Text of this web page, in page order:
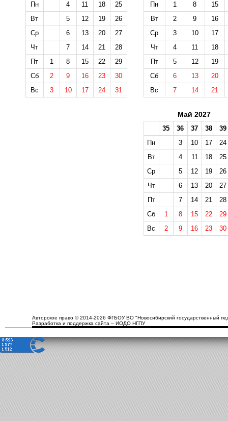
Пн
4 11 18
25
Вт
5 12 19
26
Ср
6 13 20
27
Чт
7 14 21
28
Пт
1 8 15 22
29
Сб
2 9 16 23
30
Вс
3 10 17 24 31
Пн
1 8
15
Вт
2 9
16
Ср
3 10
17
Чт
4 11
18
Пт
5 12
19
Сб
6 13
20
Вс
7 14 21
Май 2027
35 36 37 38
39
Пн
3 10 17
24
Вт
4 11 18
25
Ср
5 12 19
26
Чт
6 13 20
27
Пт
7 14 21
28
Сб
1 8 15 22
29
Вс
2 9 16 23 30
Авторское право © 2014-2026 ФГБОУ ВО "Новосибирский государственный
Разработка и поддержка сайта – ИОДО НГПУ